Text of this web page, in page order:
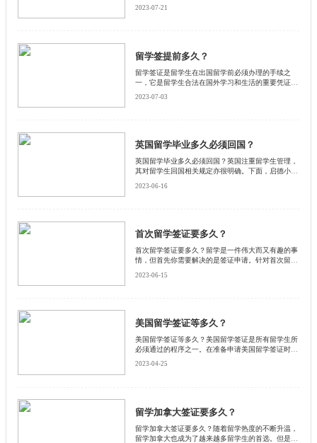
2023-07-21
留学签提前多久？
留学签证是留学生在出国留学前必须办理的手续之
一，它是留学生合法在国外学习和生活的重要凭证。
2023-07-03
英国留学毕业多久必须回国？
英国留学毕业多久必须回国？英国注重留学生管理，
其对留学生回国相关规定亦很明确。下面，启德小编
2023-06-16
首次留学签证要多久？
首次留学签证要多久？留学是一件伟大而又有趣的事
情，但首先你需要解决的是签证申请。针对首次留学
还要注意申请所需的时间。启德小编为大家逐一解
2023-06-15
美国留学签证等多久？
美国留学签证等多久？美国留学签证是所有留学生所
必须通过的程序之一。在准备申请美国留学签证时，
2023-04-25
留学加拿大签证要多久？
留学加拿大签证要多久？随着留学热度的不断升温，
留学加拿大也成为了越来越多留学生的首选。但是，